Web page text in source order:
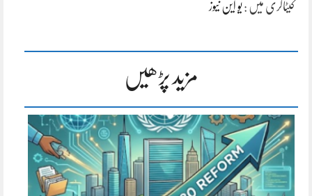
کیٹاگری میں :یو این نیوز
مزید پڑھیں